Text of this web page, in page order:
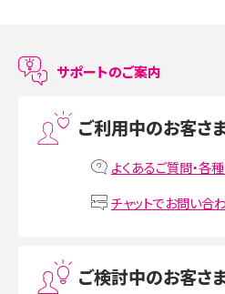
LINEで友だちを削除する方法は？方法ごと
MNOとは？MVNOやMVNEとの違いやメリット
VPN接続とは？仕組みや必要性、メリット・デ
Instagram（インスタグラム）でスクショする
サポートのご案内
ご利用中のお客さ
よくあるご質問・各
チャットでお問い合
ご検討中のお客さ